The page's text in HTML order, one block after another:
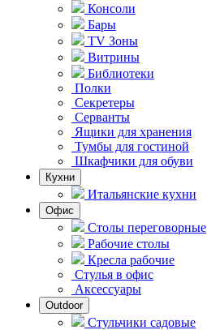
Консоли
Бары
TV Зоны
Витрины
Библиотеки
Полки
Секретеры
Серванты
Ящики для хранения
Тумбы для гостиной
Шкафчики для обуви
Кухни
Итальянские кухни
Офис
Столы переговорные
Рабочие столы
Кресла рабочие
Стулья в офис
Аксессуары
Outdoor
Стульчики садовые